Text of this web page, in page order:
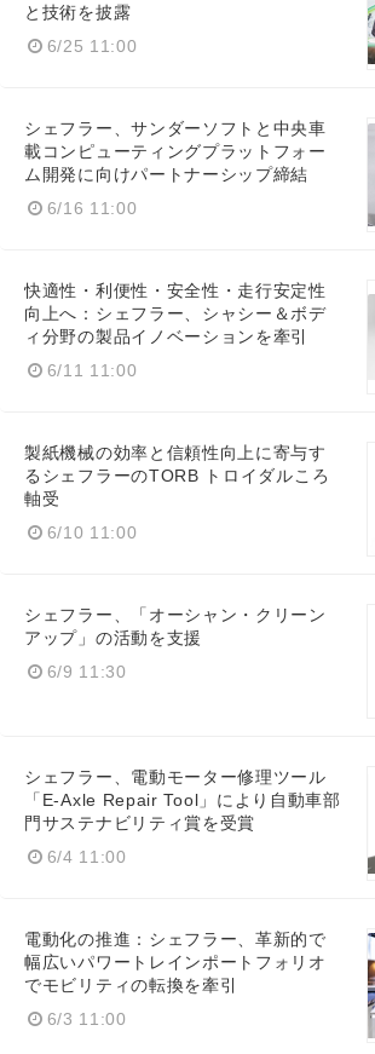
と技術を披露
6/25 11:00
シェフラー、サンダーソフトと中央車
載コンピューティングプラットフォー
ム開発に向けパートナーシップ締結
6/16 11:00
快適性・利便性・安全性・走行安定性
向上へ：シェフラー、シャシー＆ボデ
ィ分野の製品イノベーションを牽引
6/11 11:00
製紙機械の効率と信頼性向上に寄与す
るシェフラーのTORB トロイダルころ
軸受
6/10 11:00
シェフラー、「オーシャン・クリーン
アップ」の活動を支援
6/9 11:30
シェフラー、電動モーター修理ツール
「E-Axle Repair Tool」により自動車部
門サステナビリティ賞を受賞
6/4 11:00
電動化の推進：シェフラー、革新的で
幅広いパワートレインポートフォリオ
でモビリティの転換を牽引
6/3 11:00